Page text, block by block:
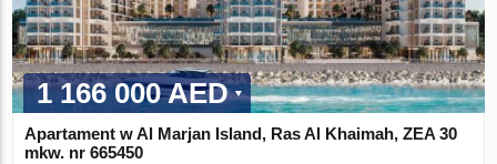
1 166 000 AED
Apartament w Al Marjan Island, Ras Al Khaimah, ZEA 30
mkw. nr 665450